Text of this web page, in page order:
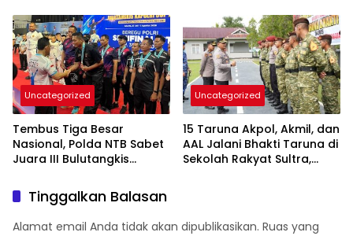
Kepastian Hukum
Uncategorized
Tembus Tiga Besar
Nasional, Polda NTB Sabet
Juara III Bulutangkis
Uncategorized
15 Taruna Akpol, Akmil, dan
AAL Jalani Bhakti Taruna di
Sekolah Rakyat Sultra,
Tinggalkan Balasan
Alamat email Anda tidak akan dipublikasikan. Ruas yang